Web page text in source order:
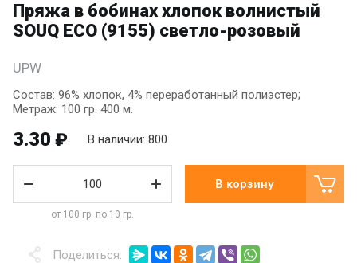
Пряжа в бобинах хлопок волнистый
SOUQ ECO (9155) светло-розовый
UPW
Состав: 96% хлопок, 4% переработанный полиэстер;
Метраж: 100 гр. 400 м.
3.30 ₽ В наличии: 800
от 100 гр. по 10 гр.
В корзину
Поделиться: